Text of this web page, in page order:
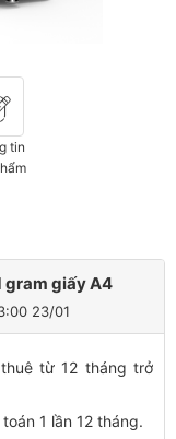
tin
₫.
gram giấy A4
23/01
từ 12 tháng trở
1 lần 12 tháng.